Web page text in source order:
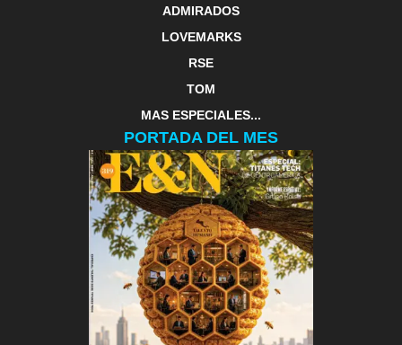
ADMIRADOS
LOVEMARKS
RSE
TOM
MAS ESPECIALES...
PORTADA DEL MES